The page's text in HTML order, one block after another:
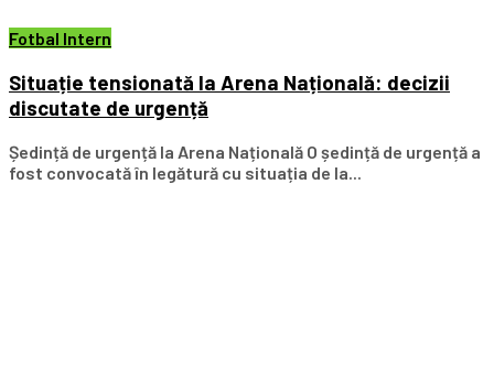
Fotbal Intern
Situație tensionată la Arena Națională: decizii
discutate de urgență
Ședință de urgență la Arena Națională O ședință de urgență a
fost convocată în legătură cu situația de la...